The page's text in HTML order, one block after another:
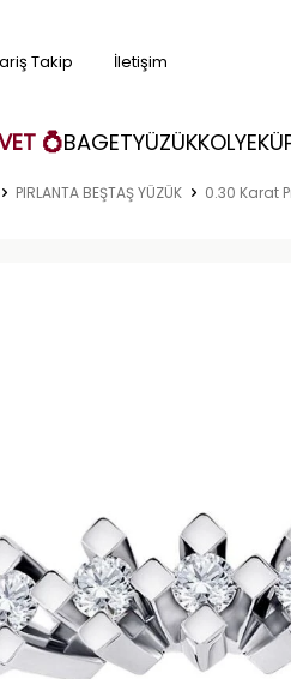
Takip İletişim
💍BAGETYÜZÜKKOLYE
PIRLANTA BEŞTAŞ YÜZÜK 0.30 Karat